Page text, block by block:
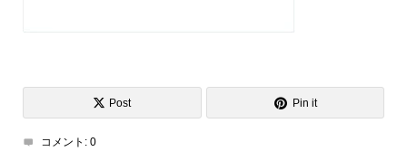
Post Pin it
コメント: 0